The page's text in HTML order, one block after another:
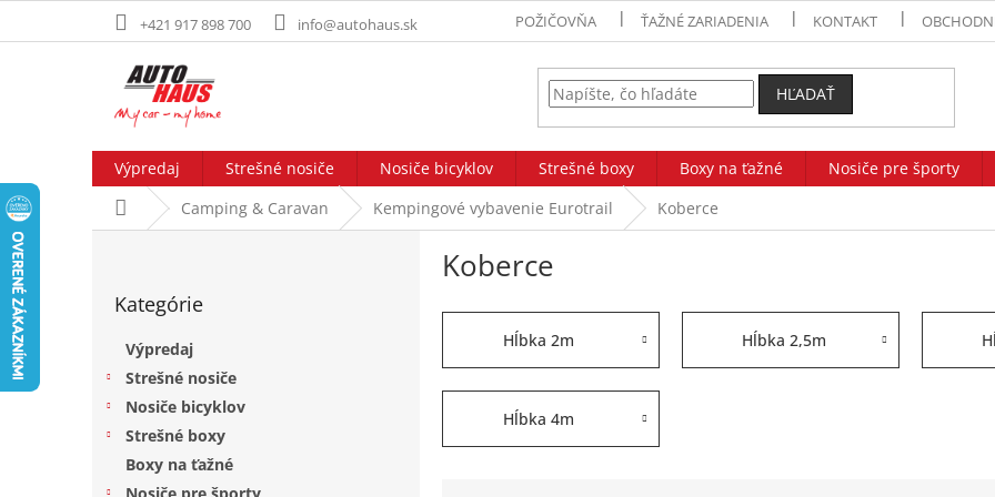
+421 917 898 700 info@autohaus.sk POŽIČOVŇA ŤAŽNÉ ZARIADENIA KONTAKT
HĽADAŤ
Výpredaj Strešné nosiče Nosiče bicyklov Strešné boxy Boxy na ťažné Nosiče pre športy
DomovCamping & Caravan Kempingové vybavenie Eurotrail Koberce
kategórie
Kategórie
Výpredaj
Strešné nosiče
Nosiče bicyklov
Strešné boxy
Boxy na ťažné
Koberce
Hĺbka 2m Hĺbka 2,5m
Hĺbka 4m